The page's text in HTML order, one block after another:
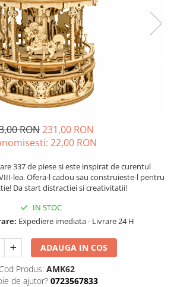
RON231,00 RON
22,00 RON
are 337 de piese si este inspirat de curentul
lea. Ofera-l cadou sau construieste-l pentru
Da start distractiei si creativitatii!
IN STOC
Expediere imediata - Livrare 24 H
ADAUGA IN COS
Cod Produs: AMK62
de ajutor? 0723567833